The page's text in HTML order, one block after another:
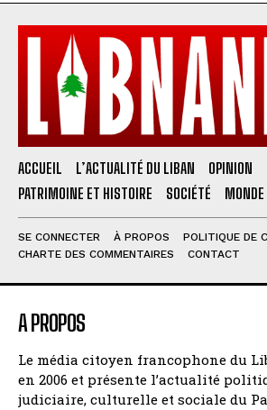
ACCUEIL L’ACTUALITÉ DU LIBAN
OPINION
PATRIMOINE ET HISTOIRE
SOCIÉTÉ MONDE
SE CONNECTER À PROPOS
POLITIQUE DE
CHARTE DES COMMENTAIRES
CONTACT
A PROPOS
Le média citoyen francophone du
en 2006 et présente l’actualité
judiciaire, culturelle et sociale du